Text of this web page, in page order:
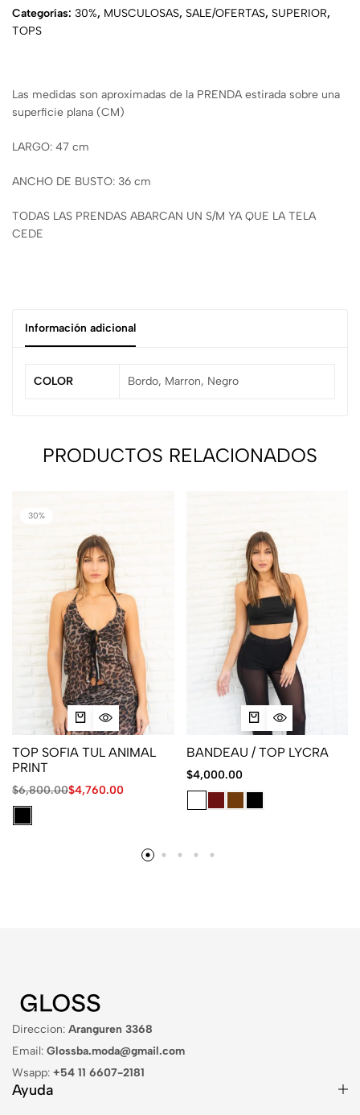
Categorías: 30%, MUSCULOSAS, SALE/OFERTAS, SUPERIOR,
TOPS
Las medidas son aproximadas de la PRENDA estirada sobre una
superficie plana (CM)
LARGO: 47 cm
ANCHO DE BUSTO: 36 cm
TODAS LAS PRENDAS ABARCAN UN S/M YA QUE LA TELA
CEDE
Información adicional
COLOR Bordo, Marron, Negro
PRODUCTOS RELACIONADOS
30%
TOP SOFIA TUL ANIMAL
PRINT
$6,800.00$4,760.00
BANDEAU / TOP LYCRA
$4,000.00
Direccion: Aranguren 3368
Email: Glossba.moda@gmail.com
Wsapp: +54 11 6607-2181
Ayuda